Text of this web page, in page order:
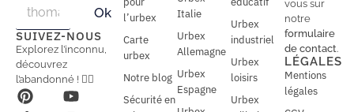
a
i
l
a
i
l
*
Ok
SUIVEZ-NOUS
Explorez l’inconnu,
découvrez
l’abandonné ! 🕵️‍♂️
l’urbex
Carte
urbex
Notre blog
Sécurité en
Italie
Urbex
Allemagne
Urbex
Espagne
Urbex
industriel
Urbex
loisirs
Urbex
vous sur
notre
formulaire
de contact.
LÉGALES
Mentions
légales